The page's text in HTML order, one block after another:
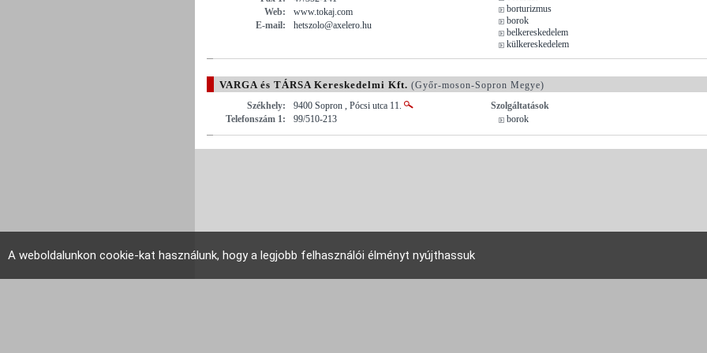
Web:
www.tokaj.com
E-mail:
hetszolo@axelero.hu
borturizmus
borok
belkereskedelem
külkereskedelem
VARGA és TÁRSA Kereskedelmi Kft. (Győr-moson-Sopron Megye)
Székhely:
9400 Sopron , Pócsi utca 11.
Telefonszám 1:
99/510-213
Szolgáltatások
borok
A weboldalunkon cookie-kat használunk, hogy a legjobb felhasználói élményt nyújthassuk